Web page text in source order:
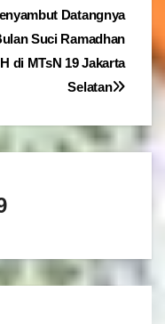
Datangnya
Suci Ramadhan
di MTsN 19 Jakarta
Selatan